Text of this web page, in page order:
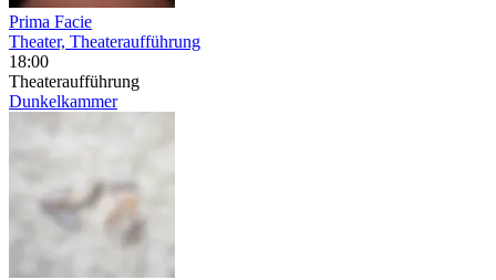
Prima Facie
Theater, Theateraufführung
18:00
Theateraufführung
Dunkelkammer